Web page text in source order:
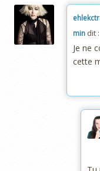
min dit :
Je ne
cette